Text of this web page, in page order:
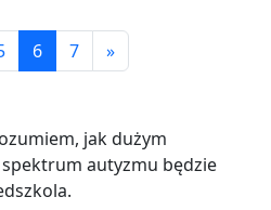
6 7 »
jak dużym
autyzmu będzie